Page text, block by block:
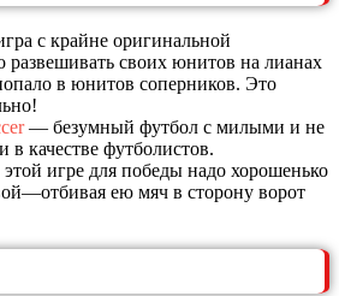
с крайне оригинальной
развешивать своих юнитов на лианах
в юнитов соперников. Это
— безумный футбол с милыми и не
в качестве футболистов.
игре для победы надо хорошенько
ею мяч в сторону ворот